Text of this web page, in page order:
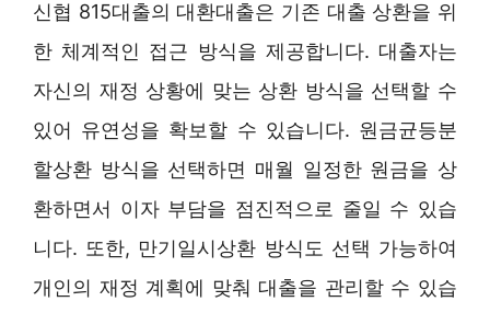
신협 815대출의 대환대출은 기존 대출 상환을 위
한 체계적인 접근 방식을 제공합니다. 대출자는
자신의 재정 상황에 맞는 상환 방식을 선택할 수
있어 유연성을 확보할 수 있습니다. 원금균등분
할상환 방식을 선택하면 매월 일정한 원금을 상
환하면서 이자 부담을 점진적으로 줄일 수 있습
니다. 또한, 만기일시상환 방식도 선택 가능하여
개인의 재정 계획에 맞춰 대출을 관리할 수 있습